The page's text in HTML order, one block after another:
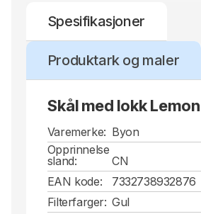
Spesifikasjoner
Produktark og maler
Skål med lokk Lemon
Varemerke: Byon
Opprinnelse
sland:
CN
EAN kode:
7332738932876
Filterfarger: Gul